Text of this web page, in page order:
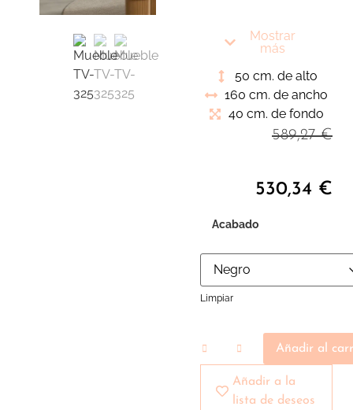
base metálica. Una
pieza indispensable
para nuestro ambiente
de salón que
y sofisticación
Mostrar
más
50 cm. de alto
160 cm. de ancho
40 cm. de fondo
589,27€
530,34 €
Acabado
Limpiar
Añadir al
Añadir a la
lista de deseos